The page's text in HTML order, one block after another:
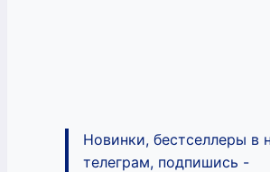
Новинки, бестселлеры в
телеграм, подпишись -